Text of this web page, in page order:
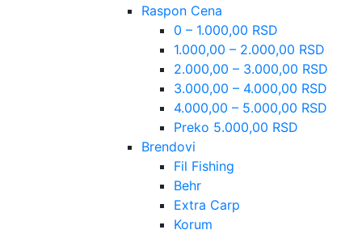
Raspon Cena
0 – 1.000,00 RSD
1.000,00 – 2.000,00 RSD
2.000,00 – 3.000,00 RSD
3.000,00 – 4.000,00 RSD
4.000,00 – 5.000,00 RSD
Preko 5.000,00 RSD
Brendovi
Fil Fishing
Behr
Extra Carp
Korum